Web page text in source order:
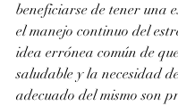
beneficiarse de tener una
el manejo continuo del
idea errónea común de
saludable y la necesidad
adecuado del mismo son